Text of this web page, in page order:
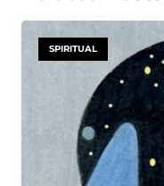
SPIRITUAL